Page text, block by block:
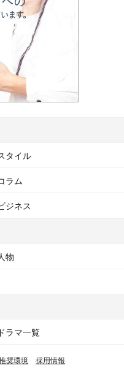
タイル
ラム
ジネス
物
ドラマ一覧
奨環境 採用情報